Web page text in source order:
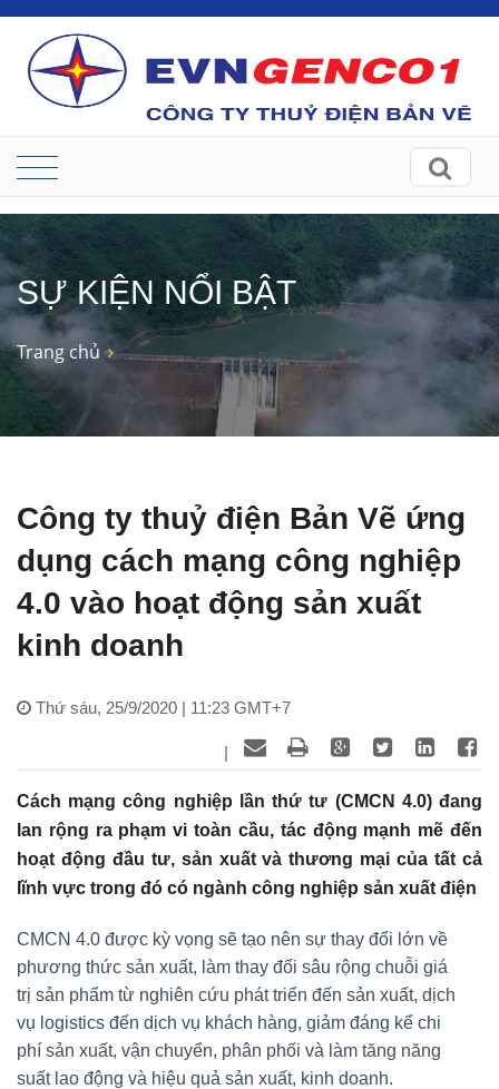
SỰ KIỆN NỔI BẬT
Trang chủ
Công ty thuỷ điện Bản Vẽ ứng
dụng cách mạng công nghiệp
4.0 vào hoạt động sản xuất
kinh doanh
Thứ sáu, 25/9/2020 | 11:23 GMT+7
|
Cách mạng công nghiệp lần thứ tư (CMCN 4.0) đang
lan rộng ra phạm vi toàn cầu, tác động mạnh mẽ đến
hoạt động đầu tư, sản xuất và thương mại của tất cả
lĩnh vực trong đó có ngành công nghiệp sản xuất điện
CMCN 4.0 được kỳ vọng sẽ tạo nên sự thay đổi lớn về
phương thức sản xuất, làm thay đổi sâu rộng chuỗi giá
trị sản phẩm từ nghiên cứu phát triển đến sản xuất, dịch
vụ logistics đến dịch vụ khách hàng, giảm đáng kể chi
phí sản xuất, vận chuyển, phân phối và làm tăng năng
suất lao động và hiệu quả sản xuất, kinh doanh.